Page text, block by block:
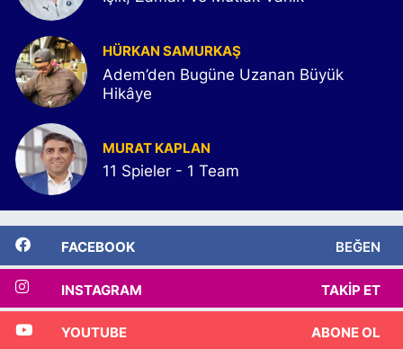
HÜRKAN SAMURKAŞ
Adem’den Bugüne Uzanan Büyük
Hikâye
MURAT KAPLAN
11 Spieler - 1 Team
FACEBOOK BEĞEN
INSTAGRAM TAKIP ET
YOUTUBE ABONE OL